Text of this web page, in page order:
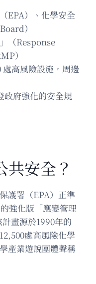
EPA）、化學安全
）
（Response
）
高風險設施，周邊
政府強化的安全規
共安全？
護署（EPA）正準
強化版「應變管理
畫源於1990年的
處高風險化學
產業遊說團體聲稱